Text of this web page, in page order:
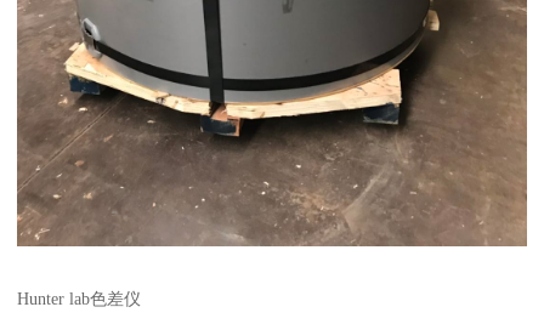
Hunter lab色差仪